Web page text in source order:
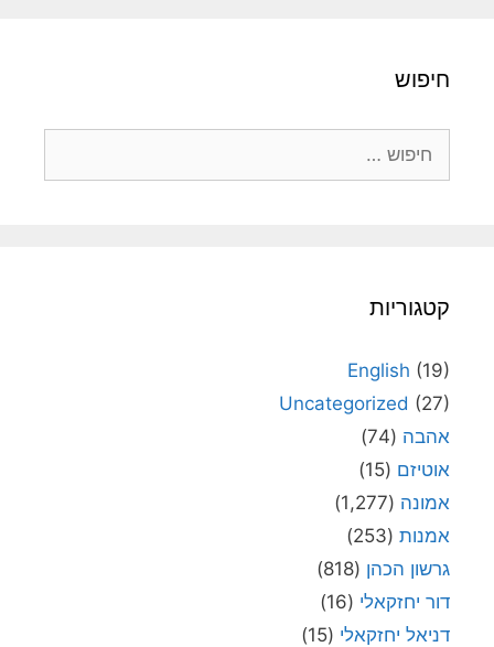
חיפוש
קטגוריות
English (19)
Uncategorized (27)
אהבה (74)
אוטיזם (15)
אמונה (1,277)
אמנות (253)
גרשון הכהן (818)
דור יחזקאלי (16)
דניאל יחזקאלי (15)